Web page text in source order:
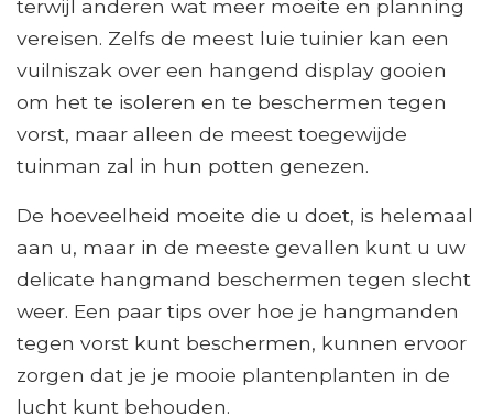
terwijl anderen wat meer moeite en planning
vereisen. Zelfs de meest luie tuinier kan een
vuilniszak over een hangend display gooien
om het te isoleren en te beschermen tegen
vorst, maar alleen de meest toegewijde
tuinman zal in hun potten genezen.
De hoeveelheid moeite die u doet, is helemaal
aan u, maar in de meeste gevallen kunt u uw
delicate hangmand beschermen tegen slecht
weer. Een paar tips over hoe je hangmanden
tegen vorst kunt beschermen, kunnen ervoor
zorgen dat je je mooie plantenplanten in de
lucht kunt behouden.